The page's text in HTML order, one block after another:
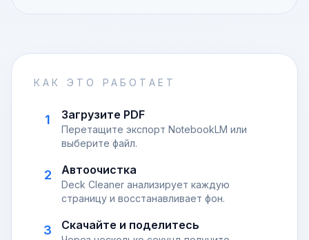
КАК ЭТО РАБОТАЕТ
1 Загрузите PDF
Перетащите экспорт NotebookLM или
выберите файл.
2 Автоочистка
Deck Cleaner анализирует каждую
страницу и восстанавливает фон.
3 Скачайте и поделитесь